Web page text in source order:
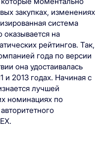
закупках, изменениях
система
оказывается на
рейтингов. Так,
года по версии
она удостаивалась
и 2013 годах. Начиная с
лучшей
номинациях по